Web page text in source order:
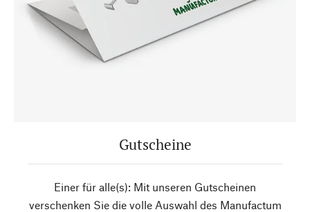
Gutscheine
Einer für alle(s): Mit unseren Gutscheinen
verschenken Sie die volle Auswahl des Manufactum